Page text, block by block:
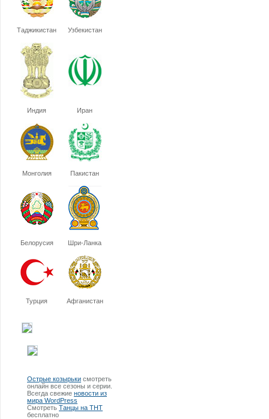
Таджикистан Узбекистан
Индия Иран
Монголия Пакистан
Белорусия Шри-Ланка
Турция Афганистан
Острые козырьки смотреть
онлайн все сезоны и серии.
Всегда свежие новости из
мира WordPress
Смотреть Танцы на ТНТ
бесплатно